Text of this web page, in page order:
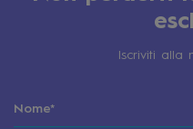
Iscriviti alla